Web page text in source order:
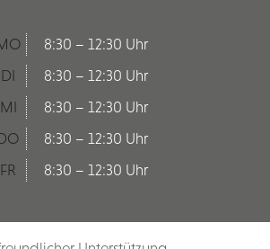
8:30 – 12:30 Uhr
DI
8:30 – 12:30 Uhr
MI
8:30 – 12:30 Uhr
8:30 – 12:30 Uhr
FR
8:30 – 12:30 Uhr